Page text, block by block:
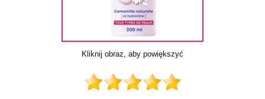
Kliknij obraz, aby powiększyć